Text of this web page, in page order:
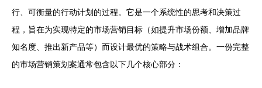
行、可衡量的行动计划的过程。它是一个系统性的思考和决策过
程，旨在为实现特定的市场营销目标（如提升市场份额、增加品牌
知名度、推出新产品等）而设计最优的策略与战术组合。一份完整
的市场营销策划案通常包含以下几个核心部分：